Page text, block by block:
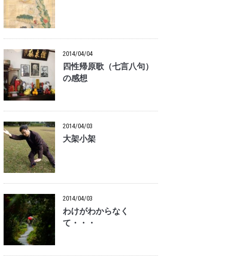
2014/04/04
四性帰原歌（七言八句）
の感想
2014/04/03
大架小架
2014/04/03
わけがわからなく
て・・・